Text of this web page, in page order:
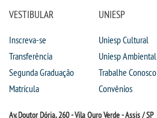
PORTAL DE ALUNOS
PORTAL DE PROFESSORES/ACADÊMICO
VESTIBULAR
Inscreva-se
Transferência
Segunda Graduação
Matrícula
UNIESP
Uniesp Cultural
Uniesp Ambiental
Trabalhe Conosco
Convênios
Av. Doutor Dória, 260 - Vila Ouro Verde - Assis / SP